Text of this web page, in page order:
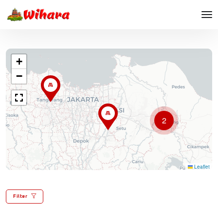
2
+
−
Leaflet
Filter